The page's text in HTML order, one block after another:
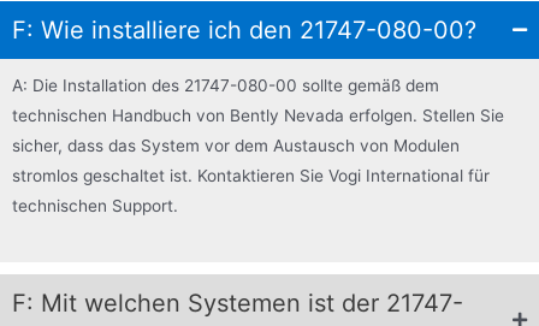
F: Wie installiere ich den 21747-080-00?
A: Die Installation des 21747-080-00 sollte gemäß dem
technischen Handbuch von Bently Nevada erfolgen. Stellen Sie
sicher, dass das System vor dem Austausch von Modulen
stromlos geschaltet ist. Kontaktieren Sie Vogi International für
technischen Support.
F: Mit welchen Systemen ist der 21747-